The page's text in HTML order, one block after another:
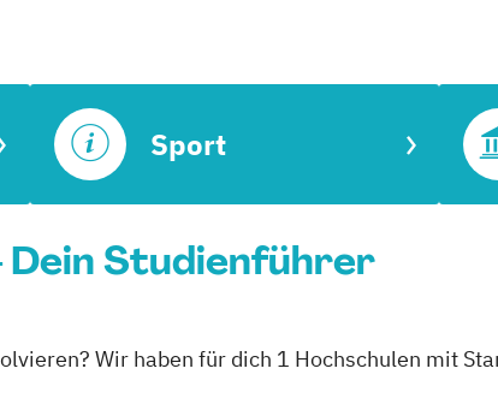
Sport
Dein Studienführer
Wir haben für dich 1 Hochschulen mit